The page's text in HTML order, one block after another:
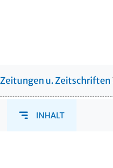
Zeitungen u. Zeitschriften
INHALT